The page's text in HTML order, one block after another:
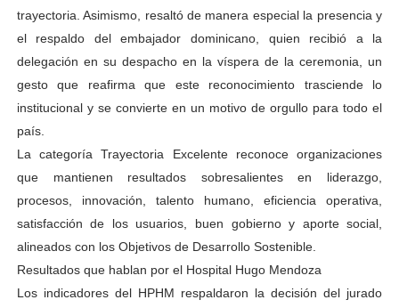
trayectoria. Asimismo, resaltó de manera especial la presencia y
el respaldo del embajador dominicano, quien recibió a la
delegación en su despacho en la víspera de la ceremonia, un
gesto que reafirma que este reconocimiento trasciende lo
institucional y se convierte en un motivo de orgullo para todo el
país.
La categoría Trayectoria Excelente reconoce organizaciones
que mantienen resultados sobresalientes en liderazgo,
procesos, innovación, talento humano, eficiencia operativa,
satisfacción de los usuarios, buen gobierno y aporte social,
alineados con los Objetivos de Desarrollo Sostenible.
Resultados que hablan por el Hospital Hugo Mendoza
Los indicadores del HPHM respaldaron la decisión del jurado